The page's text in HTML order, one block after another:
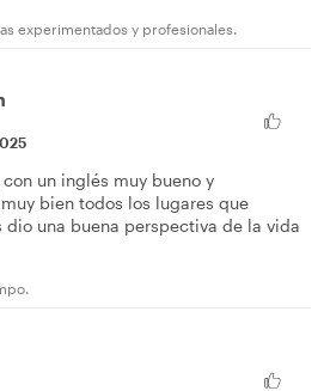
experimentados y profesionales.
un inglés muy bueno y
bien todos los lugares que
dio una buena perspectiva de la vida